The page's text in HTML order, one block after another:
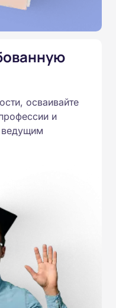
всем
N 534 в
о
осваивайте
и
ведущим